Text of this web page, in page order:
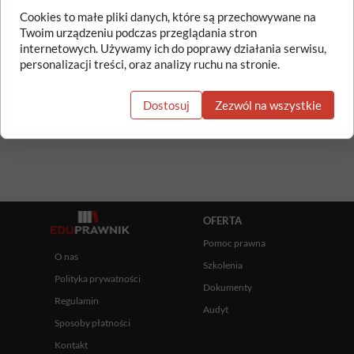
Dz.U. z 2026 r. poz. 34
Data wejścia w życie:14.01.2026 r.
O nas
Polityka prywatności
Regulamin
Sposoby płatności
Kontakt
OFERTA
Pomoc prawna
Szkolenia
Dokumenty
Audyt
Cookies to małe pliki danych, które są przechowywane na
Twoim urządzeniu podczas przeglądania stron
internetowych. Używamy ich do poprawy działania serwisu,
personalizacji treści, oraz analizy ruchu na stronie.
Dostosuj Zezwól na wszystkie